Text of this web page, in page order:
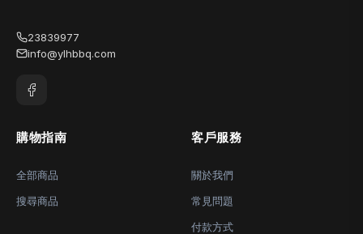
23839977
info@ylhbbq.com
購物指南
全部商品
搜尋商品
客戶服務
關於我們
常見問題
付款方式